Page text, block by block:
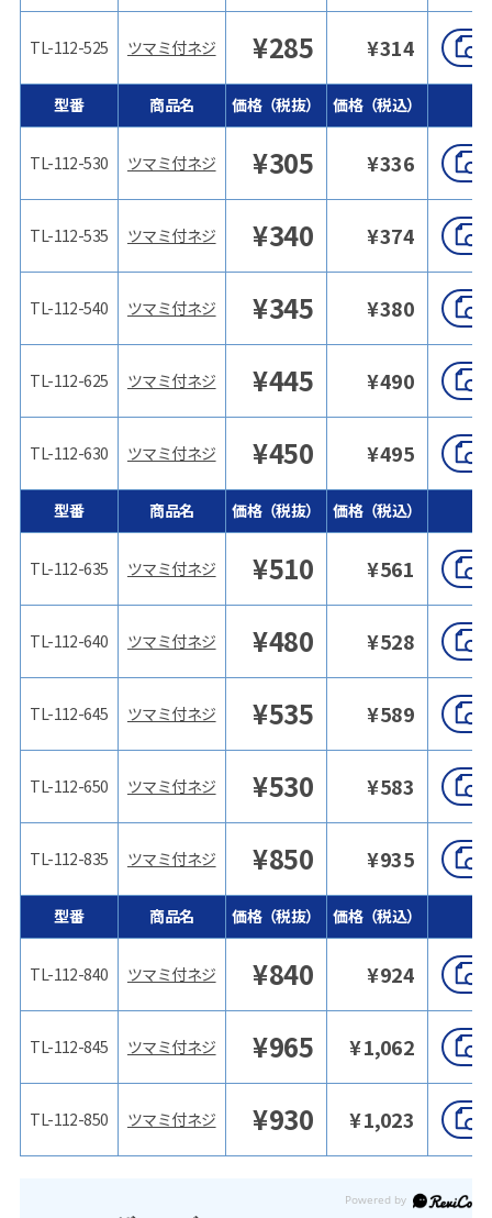
TL-112-525
型番
TL-112-530
TL-112-535
TL-112-540
TL-112-625
TL-112-630
型番
TL-112-635
TL-112-640
TL-112-645
TL-112-650
TL-112-835
型番
TL-112-840
TL-112-845
TL-112-850
ツマミ付ネジ ¥285 ¥314
商品名 価格（税抜） 価格（税込）
ツマミ付ネジ ¥305 ¥336
ツマミ付ネジ ¥340 ¥374
ツマミ付ネジ ¥345 ¥380
ツマミ付ネジ ¥445 ¥490
ツマミ付ネジ ¥450 ¥495
商品名 価格（税抜） 価格（税込）
ツマミ付ネジ ¥510 ¥561
ツマミ付ネジ ¥480 ¥528
ツマミ付ネジ ¥535 ¥589
ツマミ付ネジ ¥530 ¥583
ツマミ付ネジ ¥850 ¥935
商品名 価格（税抜） 価格（税込）
ツマミ付ネジ ¥840 ¥924
ツマミ付ネジ ¥965 ¥1,062
ツマミ付ネジ ¥930 ¥1,023